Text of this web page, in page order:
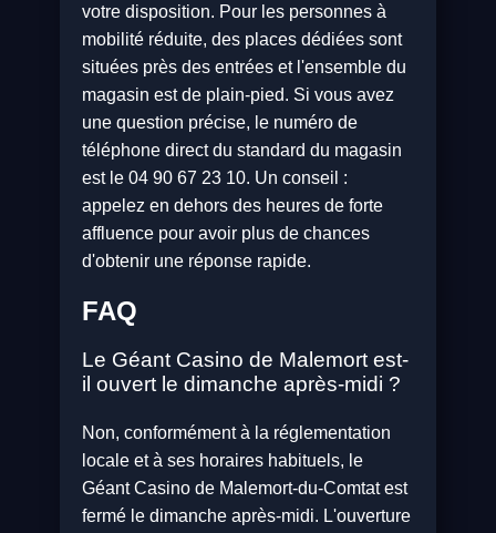
votre disposition. Pour les personnes à
mobilité réduite, des places dédiées sont
situées près des entrées et l'ensemble du
magasin est de plain-pied. Si vous avez
une question précise, le numéro de
téléphone direct du standard du magasin
est le 04 90 67 23 10. Un conseil :
appelez en dehors des heures de forte
affluence pour avoir plus de chances
d'obtenir une réponse rapide.
FAQ
Le Géant Casino de Malemort est-
il ouvert le dimanche après-midi ?
Non, conformément à la réglementation
locale et à ses horaires habituels, le
Géant Casino de Malemort-du-Comtat est
fermé le dimanche après-midi. L'ouverture